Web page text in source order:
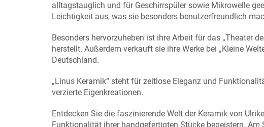
alltagstauglich und für Geschirrspüler sowie Mikrowelle
Leichtigkeit aus, was sie besonders benutzerfreundlich
Besonders hervorzuheben ist ihre Arbeit für das „Theater
herstellt. Außerdem verkauft sie ihre Werke bei „Kleine
Deutschland.
„Linus Keramik“ steht für zeitlose Eleganz und
verzierte Eigenkreationen.
Entdecken Sie die faszinierende Welt der Keramik von
Funktionalität ihrer handgefertigten Stücke begeistern.